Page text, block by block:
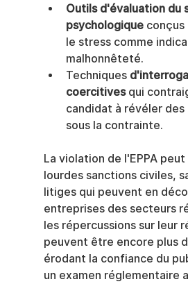
Outils d'évaluation du
psychologique conçus
le stress comme
malhonnêteté.
Techniques
coercitives qui
candidat à révéler
sous la contrainte.
La violation de l'EPPA
lourdes sanctions civiles,
litiges qui peuvent en
entreprises des secteurs
les répercussions sur leur
peuvent être encore plus
érodant la confiance du
un examen réglementaire